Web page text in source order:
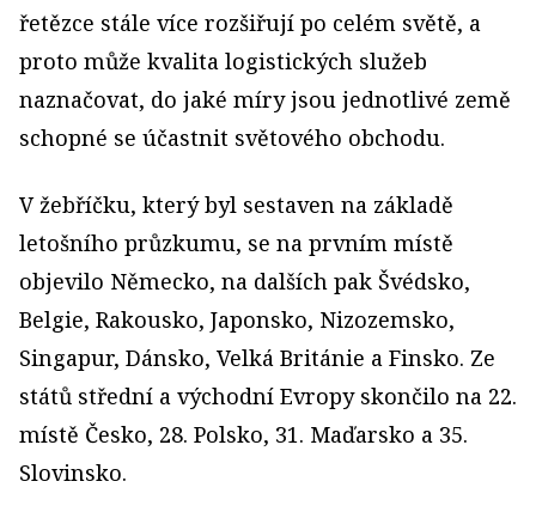
řetězce stále více rozšiřují po celém světě, a
proto může kvalita logistických služeb
naznačovat, do jaké míry jsou jednotlivé země
schopné se účastnit světového obchodu.
V žebříčku, který byl sestaven na základě
letošního průzkumu, se na prvním místě
objevilo Německo, na dalších pak Švédsko,
Belgie, Rakousko, Japonsko, Nizozemsko,
Singapur, Dánsko, Velká Británie a Finsko. Ze
států střední a východní Evropy skončilo na 22.
místě Česko, 28. Polsko, 31. Maďarsko a 35.
Slovinsko.